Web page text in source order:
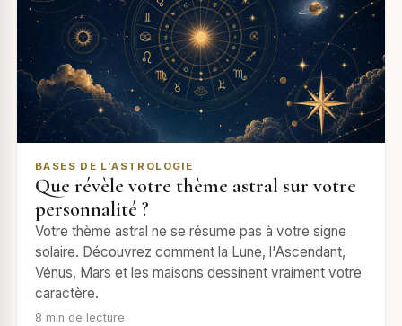
BASES DE L'ASTROLOGIE
Que révèle votre thème astral sur votre
personnalité ?
Votre thème astral ne se résume pas à votre signe
solaire. Découvrez comment la Lune, l'Ascendant,
Vénus, Mars et les maisons dessinent vraiment votre
caractère.
8 min de lecture